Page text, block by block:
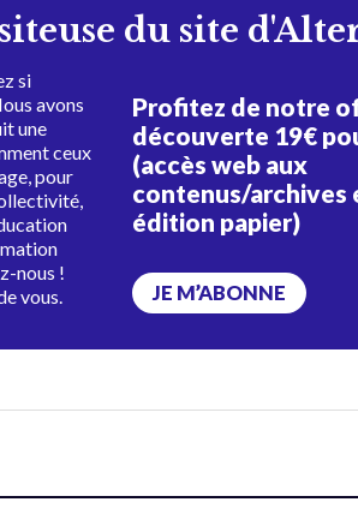
du site
si
avons
une
ceux
pour
nous !
vous.
Profitez de notre
découverte 19€
(accès web aux
contenus/archives
édition papier)
JE M’ABONNE